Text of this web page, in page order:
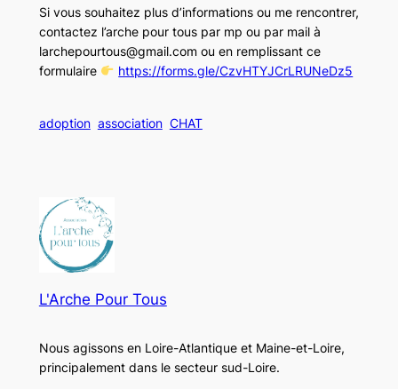
Si vous souhaitez plus d’informations ou me rencontrer,
contactez l’arche pour tous par mp ou par mail à
larchepourtous@gmail.com ou en remplissant ce
formulaire
https://forms.gle/CzvHTYJCrLRUNeDz5
adoption association CHAT
L'Arche Pour Tous
Nous agissons en Loire-Atlantique et Maine-et-Loire,
principalement dans le secteur sud-Loire.